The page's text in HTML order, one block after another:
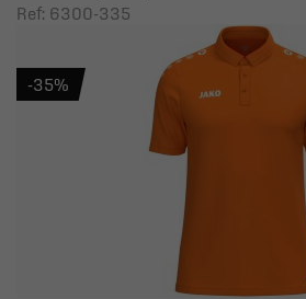
Ref: 6300-335
-35%